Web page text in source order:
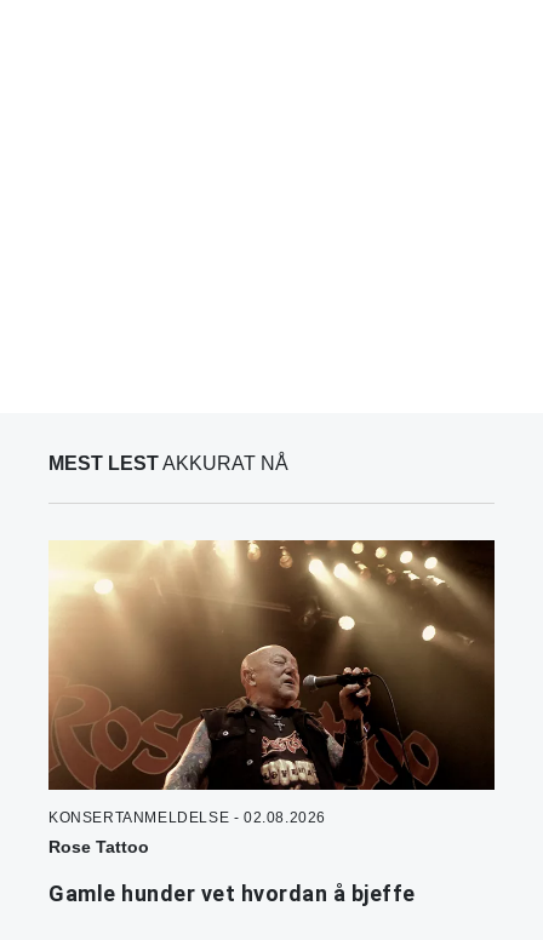
MEST LESTAKKURAT NÅ
KONSERTANMELDELSE - 02.08.2026
Rose Tattoo
Gamle hunder vet hvordan å bjeffe